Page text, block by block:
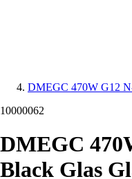
DMEGC 470W G12
10000062
DMEGC
Black Glas